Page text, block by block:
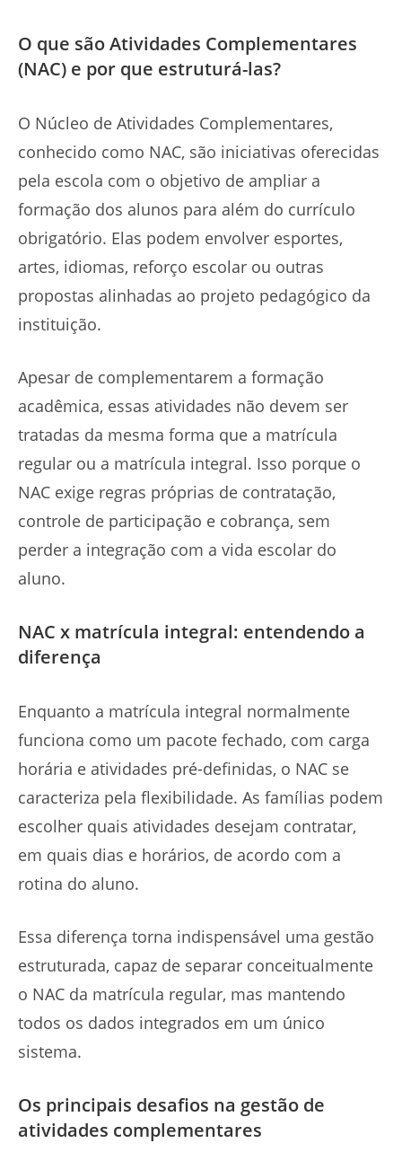
O que são Atividades Complementares
(NAC) e por que estruturá-las?
O Núcleo de Atividades Complementares,
conhecido como NAC, são iniciativas oferecidas
pela escola com o objetivo de ampliar a
formação dos alunos para além do currículo
obrigatório. Elas podem envolver esportes,
artes, idiomas, reforço escolar ou outras
propostas alinhadas ao projeto pedagógico da
instituição.
Apesar de complementarem a formação
acadêmica, essas atividades não devem ser
tratadas da mesma forma que a matrícula
regular ou a matrícula integral. Isso porque o
NAC exige regras próprias de contratação,
controle de participação e cobrança, sem
perder a integração com a vida escolar do
aluno.
NAC x matrícula integral: entendendo a
diferença
Enquanto a matrícula integral normalmente
funciona como um pacote fechado, com carga
horária e atividades pré-definidas, o NAC se
caracteriza pela flexibilidade. As famílias podem
escolher quais atividades desejam contratar,
em quais dias e horários, de acordo com a
rotina do aluno.
Essa diferença torna indispensável uma gestão
estruturada, capaz de separar conceitualmente
o NAC da matrícula regular, mas mantendo
todos os dados integrados em um único
sistema.
Os principais desafios na gestão de
atividades complementares